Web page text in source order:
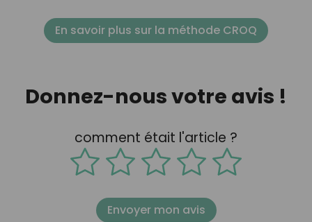
En savoir plus sur la méthode CROQ
Donnez-nous votre avis !
comment était l'article ?
Envoyer mon avis